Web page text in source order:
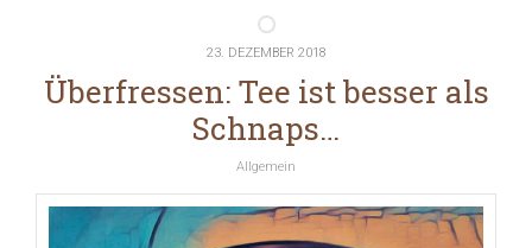
23. DEZEMBER 2018
Überfressen: Tee ist besser als
Schnaps…
Allgemein